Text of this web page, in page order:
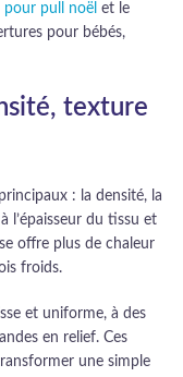
pour pull noël et le
pour bébés,
texture
: la densité, la
l’épaisseur du tissu et
offre plus de chaleur
froids.
et uniforme, à des
en relief. Ces
une simple